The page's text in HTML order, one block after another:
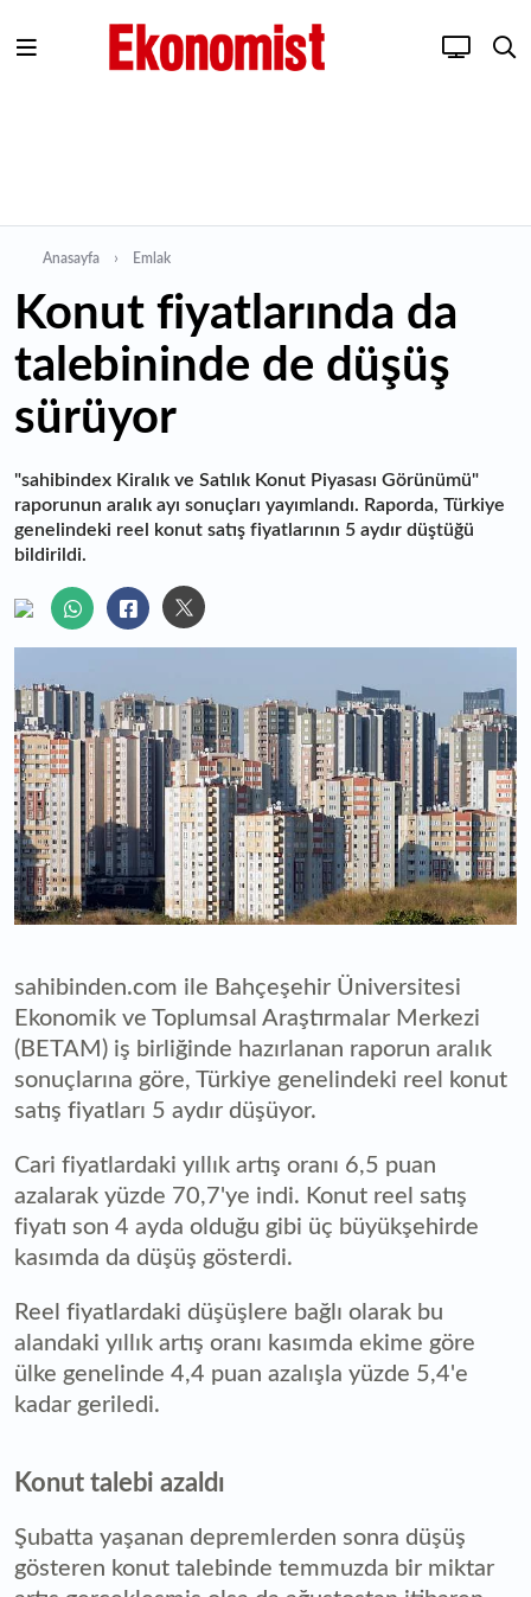
Anasayfa Emlak
Konut fiyatlarında da
talebininde de düşüş
sürüyor
"sahibindex Kiralık ve Satılık Konut Piyasası Görünümü"
raporunun aralık ayı sonuçları yayımlandı. Raporda, Türkiye
genelindeki reel konut satış fiyatlarının 5 aydır düştüğü
bildirildi.
sahibinden.com ile Bahçeşehir Üniversitesi
Ekonomik ve Toplumsal Araştırmalar Merkezi
(BETAM) iş birliğinde hazırlanan raporun aralık
sonuçlarına göre, Türkiye genelindeki reel konut
satış fiyatları 5 aydır düşüyor.
Cari fiyatlardaki yıllık artış oranı 6,5 puan
azalarak yüzde 70,7'ye indi. Konut reel satış
fiyatı son 4 ayda olduğu gibi üç büyükşehirde
kasımda da düşüş gösterdi.
Reel fiyatlardaki düşüşlere bağlı olarak bu
alandaki yıllık artış oranı kasımda ekime göre
ülke genelinde 4,4 puan azalışla yüzde 5,4'e
kadar geriledi.
Konut talebi azaldı
Şubatta yaşanan depremlerden sonra düşüş
gösteren konut talebinde temmuzda bir miktar